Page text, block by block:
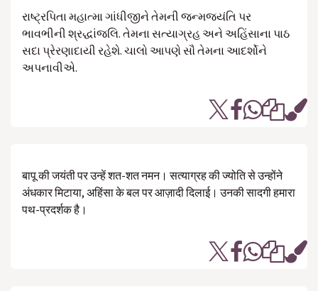
રાષ્ટ્રપિતા મહાત્મા ગાંધીજીને તેમની જન્મજયંતિ પર
ભાવભીની શ્રદ્ધાંજલિ. તેમના સત્યાગ્રહ અને અહિંસાના પાઠ
સદા પ્રેરણાદાયી રહેશે. ચાલો આપણે સૌ તેમના આદર્શોને
અપનાવીએ.
बापू की जयंती पर उन्हें शत-शत नमन। सत्याग्रह की ज्योति से उन्होंने
अंधकार मिटाया, अहिंसा के बल पर आज़ादी दिलाई। उनकी सादगी हमारा
पथ-प्रदर्शक है।